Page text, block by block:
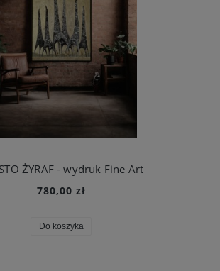
ŻYRAF - wydruk Fine Art
780,00 zł
Do koszyka